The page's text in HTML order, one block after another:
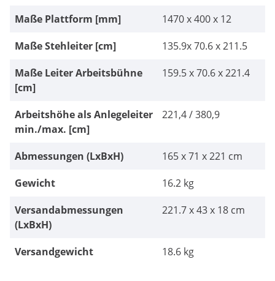
Maße Plattform [mm]
1470 x 400 x 12
Maße Stehleiter [cm]
135.9x 70.6 x 211.5
Maße Leiter Arbeitsbühne
[cm]
159.5 x 70.6 x 221.4
Arbeitshöhe als Anlegeleiter
min./max. [cm]
221,4 / 380,9
Abmessungen (LxBxH)
165 x 71 x 221 cm
Gewicht
16.2 kg
Versandabmessungen
(LxBxH)
221.7 x 43 x 18 cm
Versandgewicht 18.6 kg